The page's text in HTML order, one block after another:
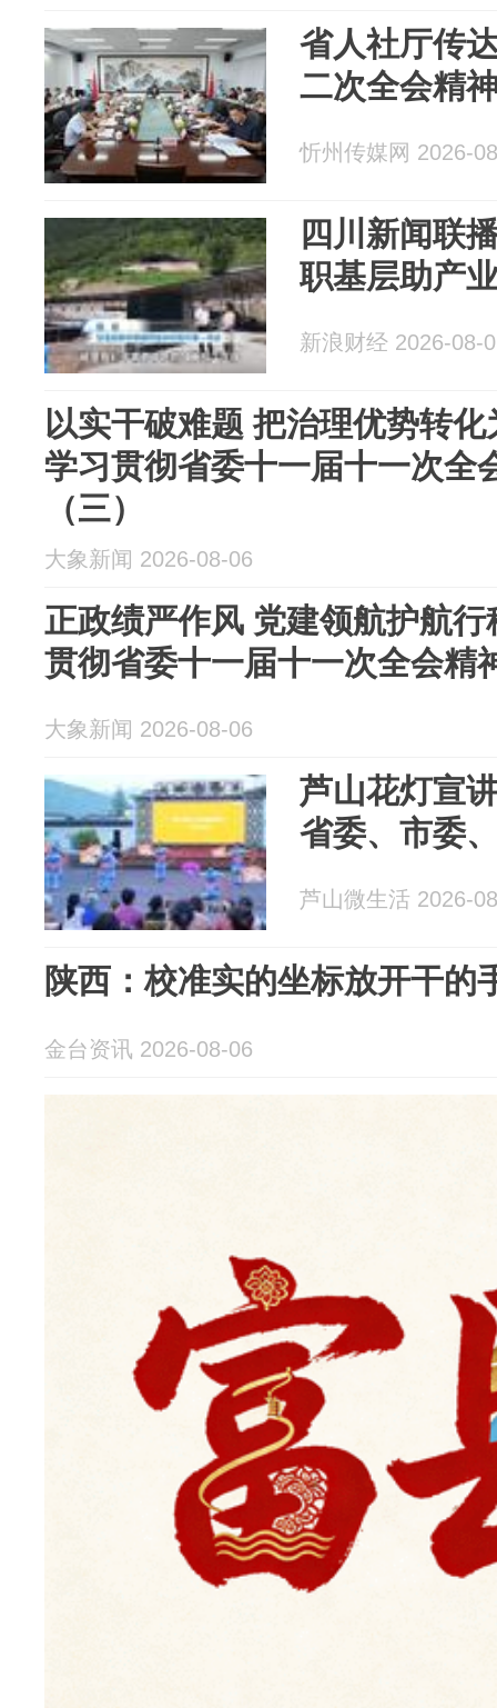
省人社厅传
二次全会精
忻州传媒网 2026-
四川新闻联
职基层助产
新浪财经 2026-08-
以实干破难题 把治理优势转
学习贯彻省委十一届十一次全
（三）
大象新闻 2026-08-06
正政绩严作风 党建领航护航
贯彻省委十一届十一次全会精
大象新闻 2026-08-06
芦山花灯宣
省委、市委
芦山微生活 2026-
陕西：校准实的坐标放开干的
金台资讯 2026-08-06